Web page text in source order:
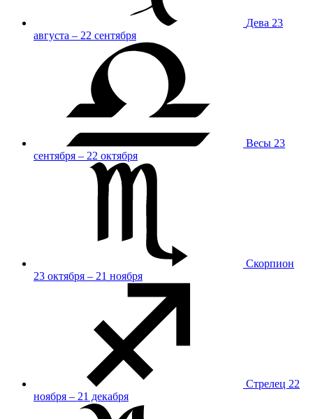
Дева 23
августа – 22 сентября
Весы 23
сентября – 22 октября
Скорпион
23 октября – 21 ноября
Стрелец 22
ноября – 21 декабря